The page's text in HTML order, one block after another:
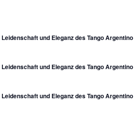
und Eleganz des Tango Argentino
und Eleganz des Tango Argentino
und Eleganz des Tango Argentino